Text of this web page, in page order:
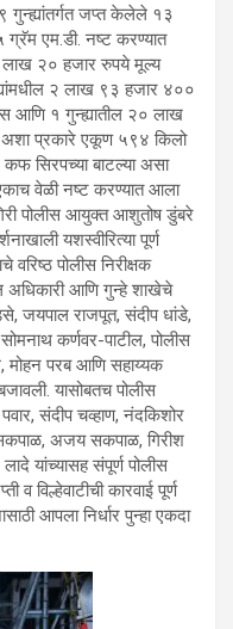
गुन्ह्यांतर्गत जप्त केलेले १३
एम.डी. नष्ट करण्यात
लाख २० हजार रुपये मूल्य
२ लाख ९३ हजार ४००
आणि १ गुन्ह्यातील २० लाख
प्रकारे एकूण ५९४ किलो
सिरपच्या बाटल्या असा
वेळी नष्ट करण्यात आला
पोलीस आयुक्त आशुतोष डुंबरे
यशस्वीरित्या पूर्ण
वरिष्ठ पोलीस निरीक्षक
अधिकारी आणि गुन्हे शाखेचे
जयपाल राजपूत, संदीप धांडे,
कर्णवर-पाटील, पोलीस
मोहन परब आणि सहाय्यक
यासोबतच पोलीस
संदीप चव्हाण, नंदकिशोर
अजय सकपाळ, गिरीश
यांच्यासह संपूर्ण पोलीस
व विल्हेवाटीची कारवाई पूर्ण
आपला निर्धार पुन्हा एकदा